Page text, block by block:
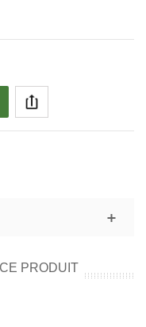
PRODUIT